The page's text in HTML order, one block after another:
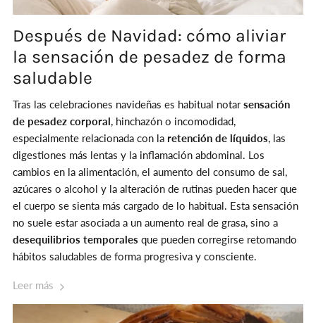
Después de Navidad: cómo aliviar
la sensación de pesadez de forma
saludable
Tras las celebraciones navideñas es habitual notarsensación
de pesadez corporal, hinchazón o incomodidad,
especialmente relacionada con la retención de líquidos, las
digestiones más lentas y la inflamación abdominal. Los
cambios en la alimentación, el aumento del consumo de sal,
azúcares o alcohol y la alteración de rutinas pueden hacer que
el cuerpo se sienta más cargado de lo habitual. Esta sensación
no suele estar asociada a un aumento real de grasa, sino a
desequilibrios temporales que pueden corregirse retomando
hábitos saludables de forma progresiva y consciente.
Leer más